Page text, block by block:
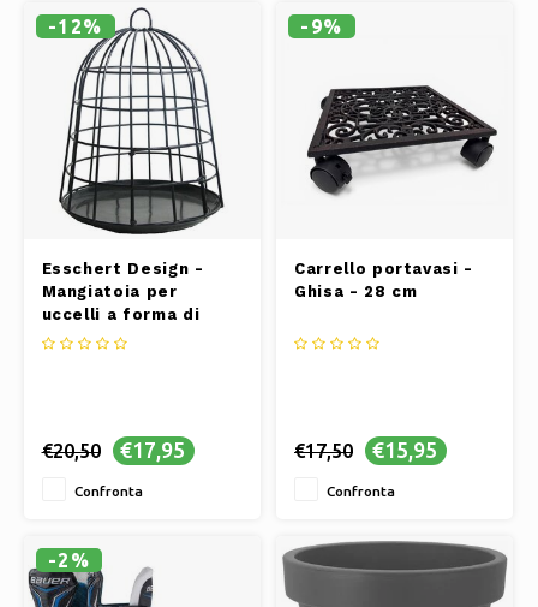
✔ Con questa bandierina farai
sicuramente colpo
-12%
Esschert Design -
Mangiatoia per
uccelli a forma di
gabbia, nera - 23,7 cm
€20,50 €17,95
Confronta
-9%
Carrello portavasi -
Ghisa - 28 cm
€17,50 €15,95
Confronta
-2%